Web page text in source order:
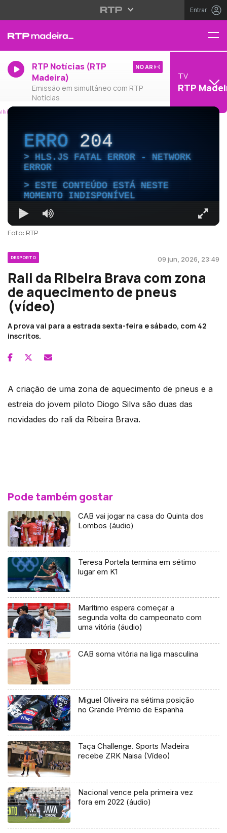
Entrar
RTP Notícias (RTP
Madeira)
Emissão em simultâneo com RTP
Notícias
NO AR
TV
RTP
ERRO204
HLS.JS FATAL ERROR - NETWORK
ERROR
ESTE CONTEÚDO ESTÁ NESTE
MOMENTO INDISPONÍVEL
Foto: RTP
DESPORTO 09 jun, 2026, 23:49
Rali da Ribeira Brava com zona
de aquecimento de pneus
(vídeo)
A prova vai para a estrada sexta-feira e sábado, com 42
inscritos.
A criação de uma zona de aquecimento de pneus e a
estreia do jovem piloto Diogo Silva são duas das
novidades do rali da Ribeira Brava.
Pode também gostar
CAB vai jogar na casa do Quinta dos
Lombos (áudio)
Teresa Portela termina em sétimo
lugar em K1
Marítimo espera começar a
segunda volta do campeonato com
uma vitória (áudio)
CAB soma vitória na liga masculina
Miguel Oliveira na sétima posição
no Grande Prémio de Espanha
Taça Challenge. Sports Madeira
recebe ZRK Naisa (Vídeo)
Nacional vence pela primeira vez
fora em 2022 (áudio)